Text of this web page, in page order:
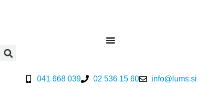
041 668 039 02 536 15 60 info@lums.si